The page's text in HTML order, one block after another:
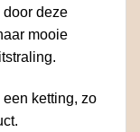
door deze
mooie
ketting, zo